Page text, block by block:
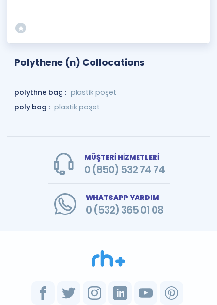
Polythene (n) Collocations
polythne bag : plastik poşet
poly bag : plastik poşet
MÜŞTERİ HİZMETLERİ
0 (850) 532 74 74
WHATSAPP YARDIM
0 (532) 365 01 08